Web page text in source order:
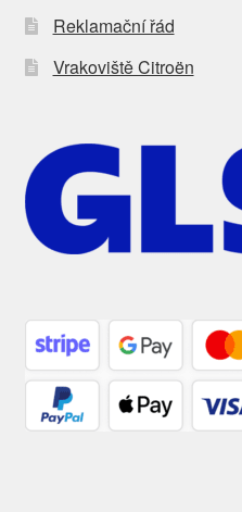
Reklamační řád
Vrakoviště Citroën